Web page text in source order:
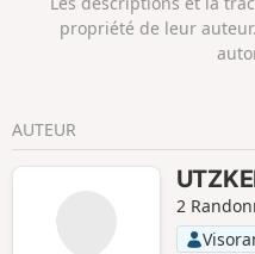
possible que certaines
plus là lors de votre balade.
nous vous invitons à bien
propriété de leur
AUTEUR
2